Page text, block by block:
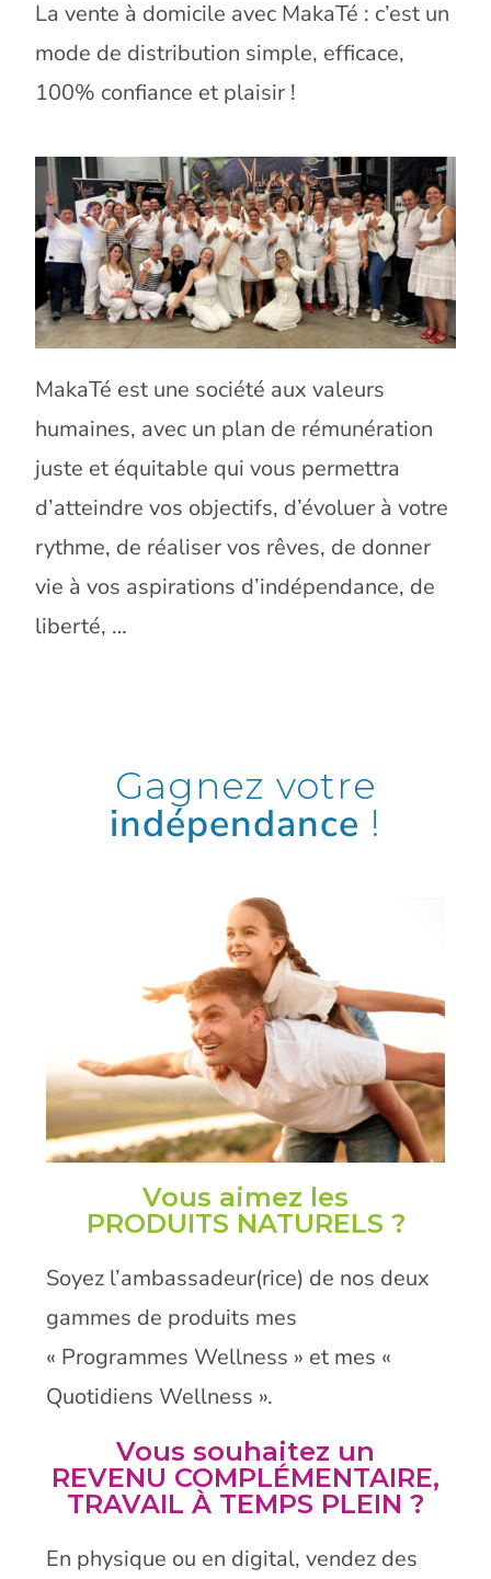
La vente à domicile avec MakaTé : c’est un
mode de distribution simple, efficace,
100% confiance et plaisir !
MakaTé est une société aux valeurs
humaines, avec un plan de rémunération
juste et équitable qui vous permettra
d’atteindre vos objectifs, d’évoluer à votre
rythme, de réaliser vos rêves, de donner
vie à vos aspirations d’indépendance, de
liberté, …
Gagnez votre
indépendance !
Vous aimez les
PRODUITS NATURELS ?
Soyez l’ambassadeur(rice) de nos deux
gammes de produits mes
« Programmes Wellness » et mes «
Quotidiens Wellness ».
Vous souhaitez un
REVENU COMPLÉMENTAIRE,
TRAVAIL À TEMPS PLEIN ?
En physique ou en digital, vendez des